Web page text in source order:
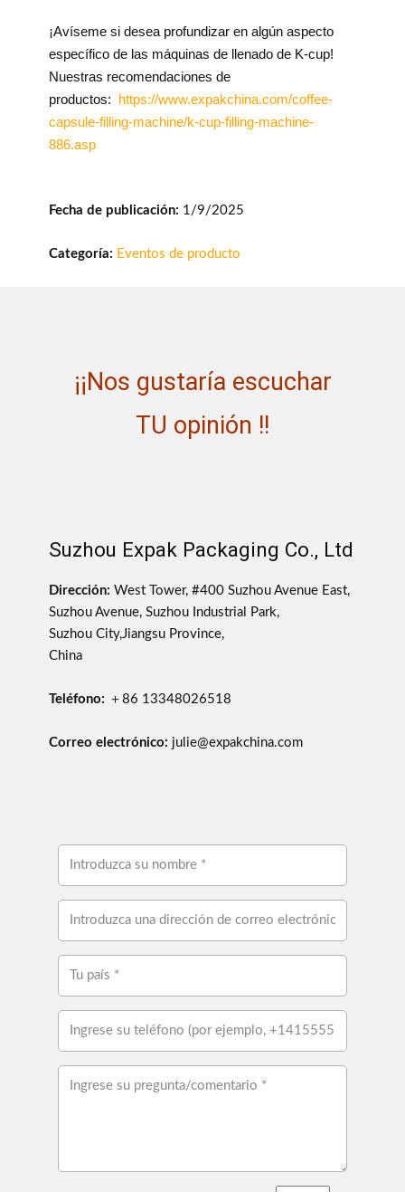
¡Avíseme si desea profundizar en algún aspecto
específico de las máquinas de llenado de K-cup!
Nuestras recomendaciones de
productos: https://www.expakchina.com/coffee-
capsule-filling-machine/k-cup-filling-machine-
886.asp
Fecha de publicación: 1/9/2025
Categoría: Eventos de producto
¡¡Nos gustaría escuchar
TU opinión !!
Suzhou Expak Packaging Co., Ltd
Dirección: West Tower, #400 Suzhou Avenue East,
Suzhou Avenue, Suzhou Industrial Park,
Suzhou City,Jiangsu Province,
China
Teléfono: ＋86 13348026518
Correo electrónico: julie@expakchina.com